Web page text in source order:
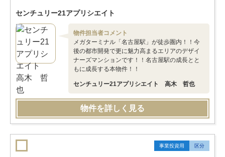
センチュリー21アプリシエイト
物件担当者コメント
メガターミナル「名古屋駅」が徒歩圏内！！今
後の都市開発で更に魅力高まるエリアのデザイ
ナーズマンションです！！名古屋駅の成長とと
もに成長する本物件！！
センチュリー21アプリシエイト 高木 哲也
物件を詳しく見る
事業投資用 区分